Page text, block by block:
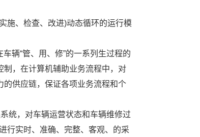
施、检查、改进)动态循环的运行模
辆“管、用、修”的一系列生过程的
制，在计算机辅助业务流程中，对
的供应链，保证各项业务流程和个
统，对车辆运营状态和车辆维修过
行实时、准确、完整、客观、的采